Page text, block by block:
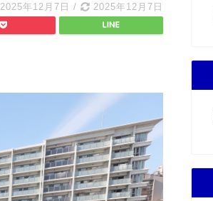
2025年12月7日 / 2025年12月7日